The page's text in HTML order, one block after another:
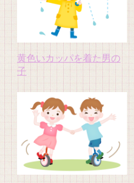
黄色いカッパを着た男の
子